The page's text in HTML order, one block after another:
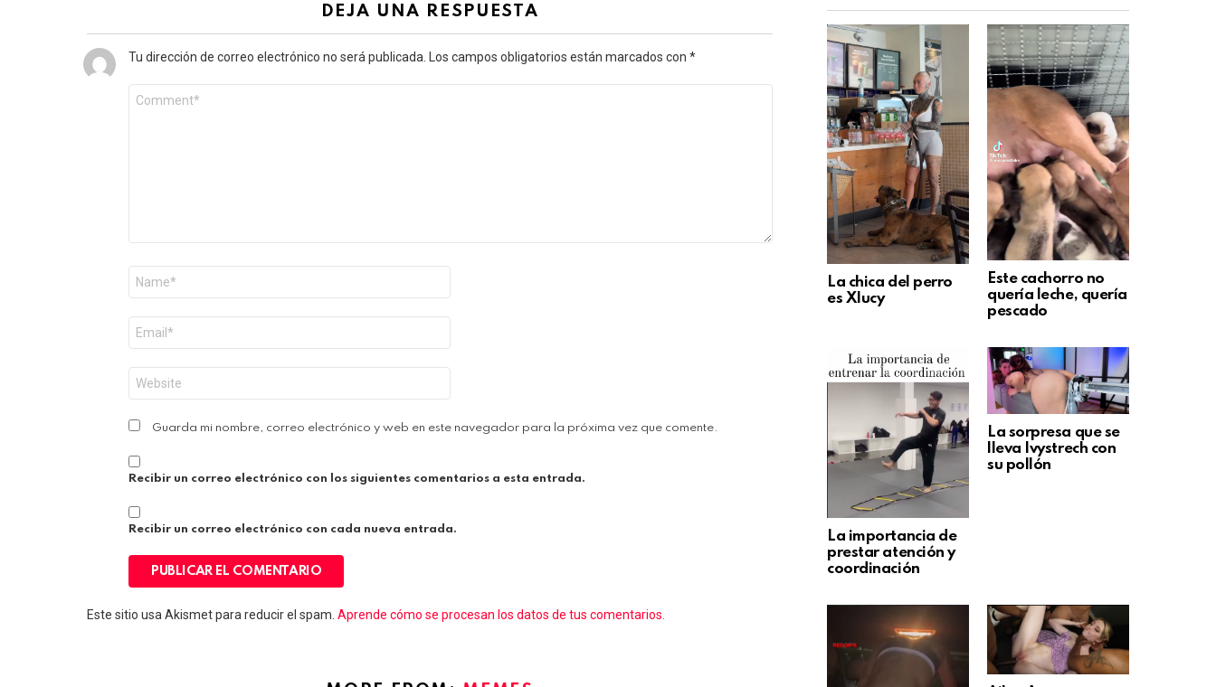
DEJA UNA RESPUESTA
Tu dirección de correo electrónico no será publicada. Los campos obligatorios están marcados con *
electrónico
*
Guarda mi nombre, correo electrónico y web en este navegador para la próxima vez que comente.
Recibir un correo electrónico con los siguientes comentarios a esta entrada.
Recibir un correo electrónico con cada nueva entrada.
Este sitio usa Akismet para reducir el spam. Aprende cómo se procesan los datos de tus comentarios.
La chica del perro
es Xlucy
Este cachorro no
quería leche, quería
pescado
La importancia de
prestar atención y
coordinación
La sorpresa que se
lleva Ivystrech con
su pollón